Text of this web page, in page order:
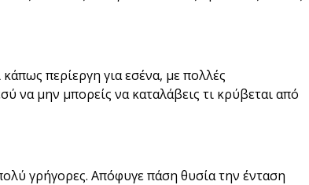
περίεργη για εσένα, με πολλές
να μην μπορείς να καταλάβεις τι κρύβεται από
γρήγορες. Απόφυγε πάση θυσία την ένταση